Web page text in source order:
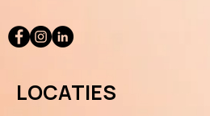
LOCATIES